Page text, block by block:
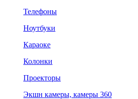
Телефоны
Ноутбуки
Караоке
Колонки
Проекторы
Экшн камеры, камеры 360